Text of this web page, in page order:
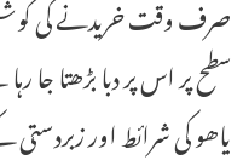
صرف وقت خریدنے کی کوشش
سطح پر اس پر دبا بڑھتا جا
یاھو کی شرائط اور